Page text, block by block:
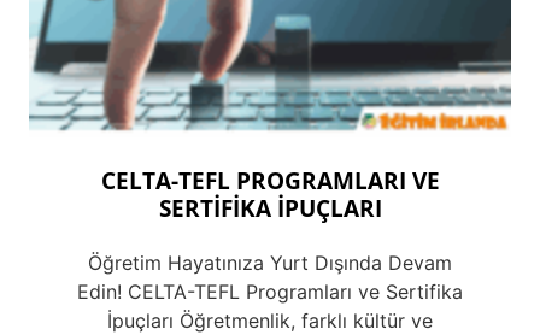
CELTA-TEFL PROGRAMLARI VE
SERTİFİKA İPUÇLARI
Öğretim Hayatınıza Yurt Dışında Devam
Edin! CELTA-TEFL Programları ve Sertifika
İpuçları Öğretmenlik, farklı kültür ve